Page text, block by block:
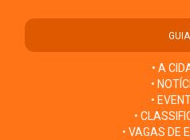
GUIA
• A
•
•
•
• VAGAS DE